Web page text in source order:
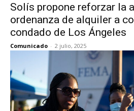
Solís propone reforzar la
ordenanza de alquiler a
condado de Los Ángeles
Comunicado - 2 julio, 2025